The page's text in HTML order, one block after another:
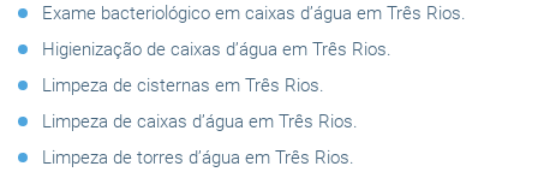
Exame bacteriológico em caixas d’água em Três Rios.
Higienização de caixas d’água em Três Rios.
Limpeza de cisternas em Três Rios.
Limpeza de caixas d’água em Três Rios.
Limpeza de torres d’água em Três Rios.